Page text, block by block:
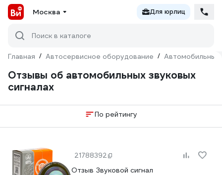
Москва Для юрлиц
Поиск в каталоге
Главная / Автосервисное оборудование / Автомобильные
Отзывы об автомобильных звуковых
сигналах
По рейтингу
21788392
Отзыв Звуковой сигнал